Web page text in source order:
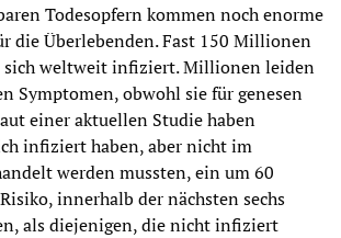
Todesopfern kommen noch enorme
die Überlebenden. Fast 150 Millionen
sich weltweit infiziert. Millionen leiden
Symptomen, obwohl sie für genesen
einer aktuellen Studie haben
infiziert haben, aber nicht im
werden mussten, ein um 60
innerhalb der nächsten sechs
als diejenigen, die nicht infiziert